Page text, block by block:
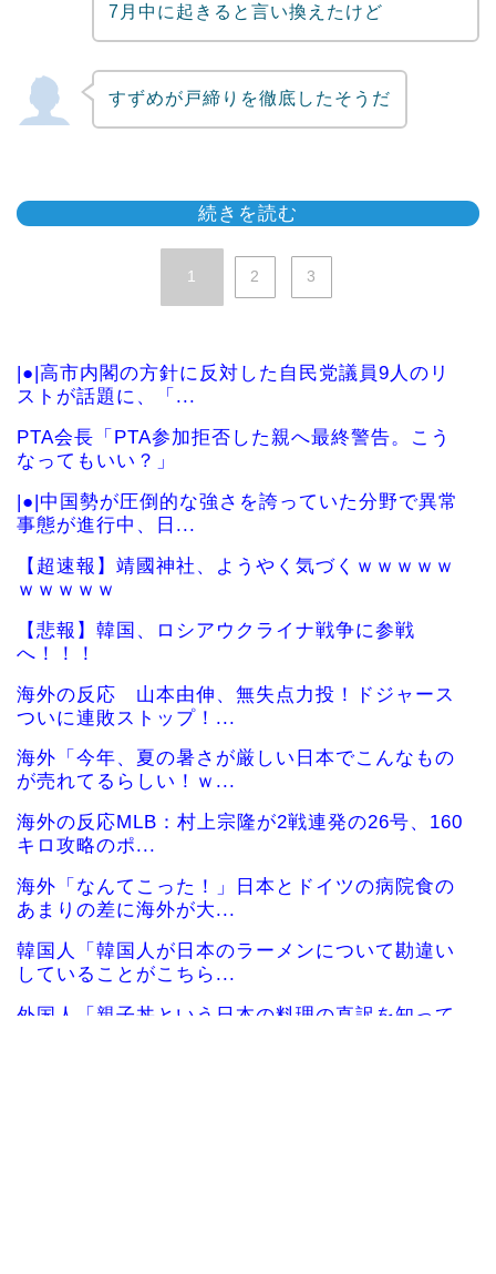
7月中に起きると言い換えたけど
すずめが戸締りを徹底したそうだ
続きを読む
1 2 3
|●|高市内閣の方針に反対した自民党議員9人のリ
ストが話題に、「...
PTA会長「PTA参加拒否した親へ最終警告。こう
なってもいい？」
|●|中国勢が圧倒的な強さを誇っていた分野で異常
事態が進行中、日...
【超速報】靖國神社、ようやく気づくｗｗｗｗｗ
ｗｗｗｗｗ
【悲報】韓国、ロシアウクライナ戦争に参戦
へ！！！
海外の反応 山本由伸、無失点力投！ドジャース
ついに連敗ストップ！...
海外「今年、夏の暑さが厳しい日本でこんなもの
が売れてるらしい！ｗ...
海外の反応MLB：村上宗隆が2戦連発の26号、160
キロ攻略のポ...
海外「なんてこった！」日本とドイツの病院食の
あまりの差に海外が大...
韓国人「韓国人が日本のラーメンについて勘違い
していることがこちら...
外国人「親子丼という日本の料理の直訳を知って